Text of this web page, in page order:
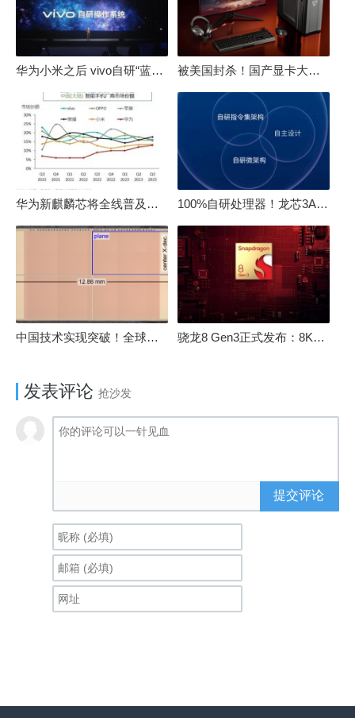
华为小米之后 vivo自研“蓝河”操作系统重磅发布 被美国封杀！国产显卡大厂：中国GPU不存在至暗时刻
华为新麒麟芯将全线普及！高中低端全面采用 改写竞争格局 100%自研处理器！龙芯3A6000评测：与10代酷睿互有胜负
中国技术实现突破！全球最先进的3D NAND存储芯片被发现 骁龙8 Gen3正式发布：8K240手游成真！AI性能飙升98％
发表评论 抢沙发
提交评论